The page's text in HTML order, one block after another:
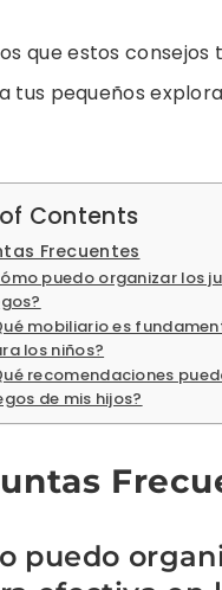
que estos
tus pequeños
Contents
Frecuentes
puedo organizar los
mobiliario es
los niños?
recomendaciones
de mis hijos?
puedo